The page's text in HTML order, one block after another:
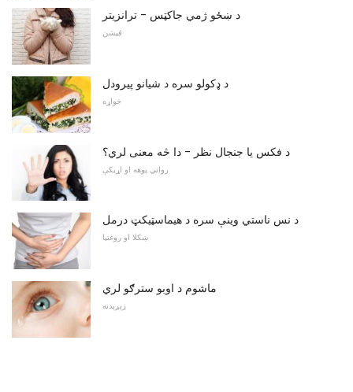
د ښځو ژمي جاکټس - ترانزیتر
فیشن
د ډکولو سره د شیانو پیرودل
خواړه
د فکس یا جنجال نظر - دا څه معنی لري؟
رواني پوهه او اړیکې
د نس ناستي وینې سره د هیماسټیکټ درمل
ښکلا او روغتیا
ماشوم د اوبو سترګو لري
زېږېدنه